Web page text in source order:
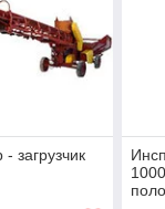
загрузчик